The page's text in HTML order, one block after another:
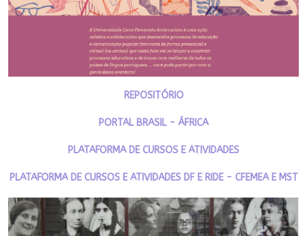
REPOSITÓRIO
PORTAL BRASIL - ÁFRICA
PLATAFORMA DE CURSOS E ATIVIDADES
PLATAFORMA DE CURSOS E ATIVIDADES DF E RIDE - CFEMEA E MST